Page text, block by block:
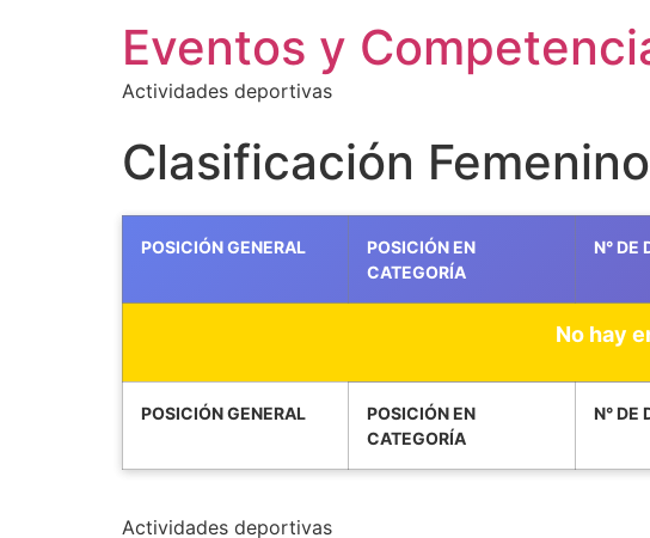
Eventos y
Actividades deportivas
Clasificación
POSICIÓN GENERAL
POSICIÓN EN
CATEGORÍA
N° DE
No hay
POSICIÓN GENERAL
POSICIÓN EN
CATEGORÍA
N° DE
Actividades deportivas